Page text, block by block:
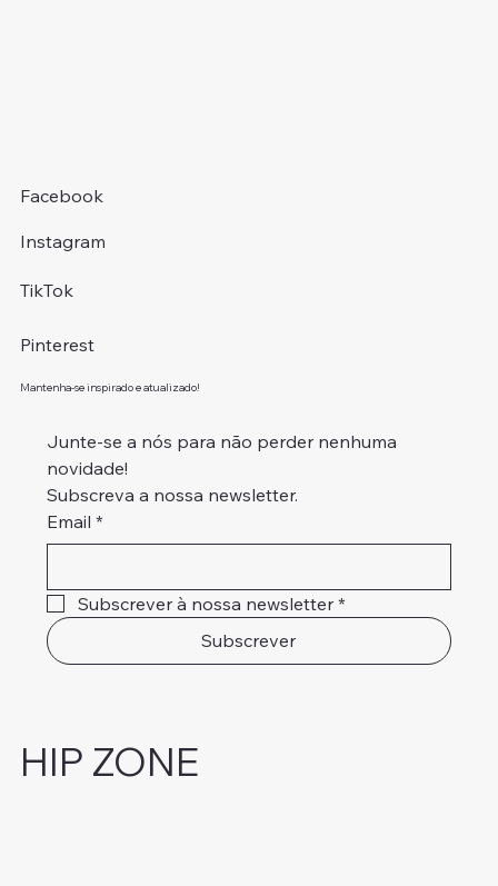
Facebook
Instagram
TikTok
Pinterest
Mantenha-se inspirado e atualizado!
Junte-se a nós para não perder nenhuma
novidade!
Subscreva a nossa newsletter.
Email *
Subscrever à nossa newsletter *
Subscrever
HIP ZONE